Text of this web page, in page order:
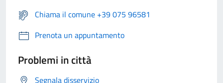
Chiama il comune +39 075 96581
Prenota un appuntamento
Problemi in città
Segnala disservizio